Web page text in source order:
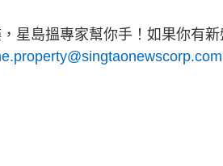
星島搵專家幫你手！如果你有